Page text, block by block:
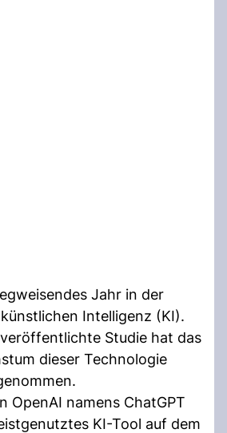
Jahr in der
Intelligenz (KI).
Studie hat das
dieser Technologie
OpenAI namens ChatGPT
KI-Tool auf dem